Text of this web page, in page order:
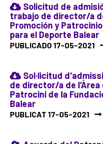
Solicitud de
trabajo de director/a
Promoción y
para el Deporte Balear
PUBLICADO 17-05-2021
Sol·licitud
de director/a de l'Àrea
Patrocini de la
Balear
PUBLICAT 17-05-2021